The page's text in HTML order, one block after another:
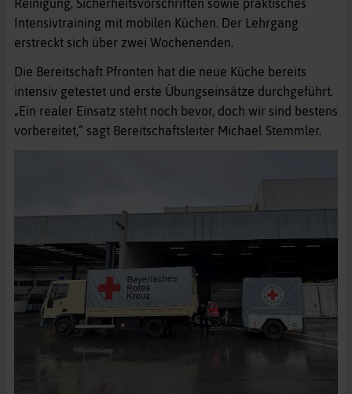
Reinigung, Sicherheitsvorschriften sowie praktisches
Intensivtraining mit mobilen Küchen. Der Lehrgang
erstreckt sich über zwei Wochenenden.
Die Bereitschaft Pfronten hat die neue Küche bereits
intensiv getestet und erste Übungseinsätze durchgeführt.
„Ein realer Einsatz steht noch bevor, doch wir sind bestens
vorbereitet,“ sagt Bereitschaftsleiter Michael Stemmler.